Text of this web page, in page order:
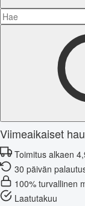
Viimeaikaiset
Toimitus alkaen
30 päivän
100% turvallinen
Laatutakuu